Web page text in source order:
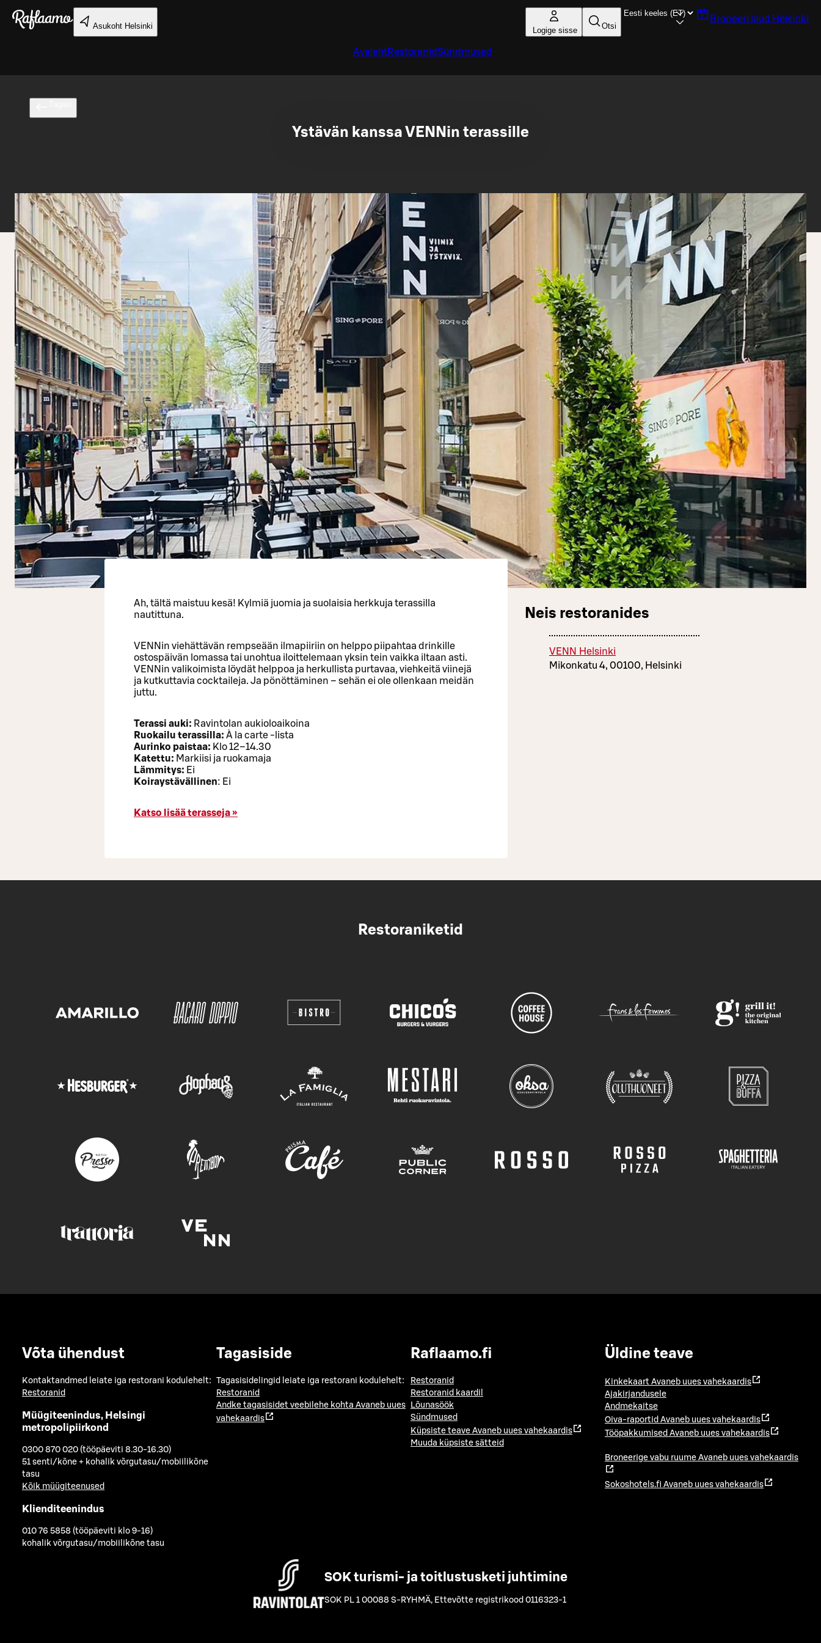
Liigu peamise sisu juurde
Asukoht Helsinki Logige sisse Otsi
Broneeri laud Helsinki
AvalehtRestoranidSündmused
Ystävän kanssa VENNin terassille
Ah, tältä maistuu kesä! Kylmiä juomia ja suolaisia herkkuja terassilla
nautittuna.
VENNin viehättävän rempseään ilmapiiriin on helppo piipahtaa drinkille
ostospäivän lomassa tai unohtua iloittelemaan yksin tein vaikka iltaan asti.
VENNin valikoimista löydät helppoa ja herkullista purtavaa, viehkeitä viinejä
ja kutkuttavia cocktaileja. Ja pönöttäminen – sehän ei ole ollenkaan meidän
juttu.
Terassi auki: Ravintolan aukioloaikoina
Ruokailu terassilla: À la carte -lista
Aurinko paistaa: Klo 12–14.30
Katettu: Markiisi ja ruokamaja
Lämmitys: Ei
Koiraystävällinen: Ei
Katso lisää terasseja »
Neis restoranides
VENN Helsinki
Mikonkatu 4, 00100, Helsinki
Restoraniketid
Võta ühendust
Kontaktandmed leiate iga restorani kodulehelt:
Restoranid
Müügiteenindus, Helsingi
metropolipiirkond
0300 870 020 (tööpäeviti 8.30-16.30)
51 senti/kõne + kohalik võrgutasu/mobiilikõne
tasu
Kõik müügiteenused
Klienditeenindus
010 76 5858 (tööpäeviti klo 9-16)
kohalik võrgutasu/mobiilikõne tasu
Tagasiside
Tagasisidelingid leiate iga restorani kodulehelt:
Restoranid
Andke tagasisidet veebilehe kohta Avaneb uues
vahekaardis
Raflaamo.fi
Restoranid
Restoranid kaardil
Lõunasöök
Sündmused
Küpsiste teave Avaneb uues vahekaardis
Muuda küpsiste sätteid
Üldine teave
Kinkekaart Avaneb uues vahekaardis
Ajakirjandusele
Andmekaitse
Oiva-raportid Avaneb uues vahekaardis
Tööpakkumised Avaneb uues vahekaardis
Broneerige vabu ruume Avaneb uues vahekaardis
Sokoshotels.fi Avaneb uues vahekaardis
SOK turismi- ja toitlustusketi juhtimine
SOK PL 1 00088 S-RYHMÄ, Ettevõtte registrikood 0116323-1